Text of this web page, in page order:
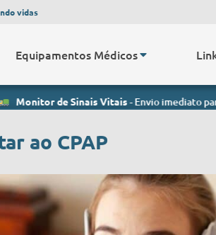
vidas
Equipamentos Médicos
Vitais- Envio imediato para todo o
ao CPAP